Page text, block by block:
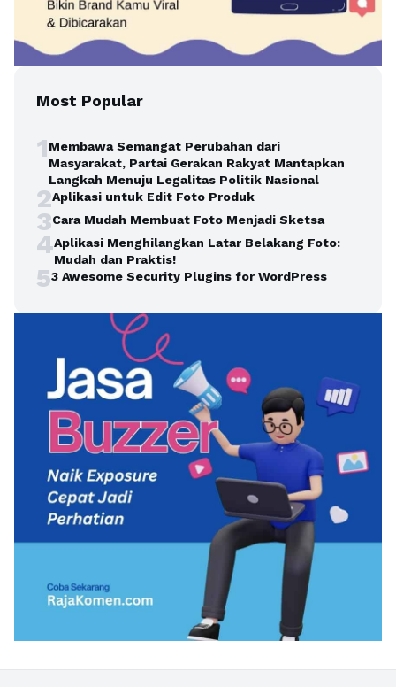
Most Popular
1Membawa Semangat Perubahan dari
Masyarakat, Partai Gerakan Rakyat Mantapkan
Langkah Menuju Legalitas Politik Nasional
2Aplikasi untuk Edit Foto Produk
3Cara Mudah Membuat Foto Menjadi Sketsa
4Aplikasi Menghilangkan Latar Belakang Foto:
Mudah dan Praktis!
53 Awesome Security Plugins for WordPress